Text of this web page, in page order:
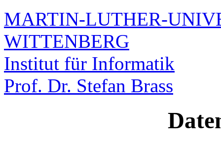
MARTIN-LUTHER-
WITTENBERG
Institut für Informatik
Prof. Dr. Stefan Brass